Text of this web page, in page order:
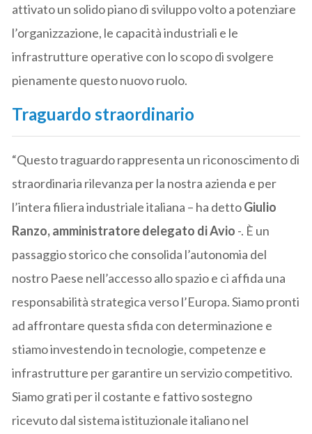
attivato un solido piano di sviluppo volto a potenziare
l’organizzazione, le capacità industriali e le
infrastrutture operative con lo scopo di svolgere
pienamente questo nuovo ruolo.
Traguardo straordinario
“Questo traguardo rappresenta un riconoscimento di
straordinaria rilevanza per la nostra azienda e per
l’intera filiera industriale italiana – ha dettoGiulio
Ranzo, amministratore delegato di Avio -. È un
passaggio storico che consolida l’autonomia del
nostro Paese nell’accesso allo spazio e ci affida una
responsabilità strategica verso l’Europa. Siamo pronti
ad affrontare questa sfida con determinazione e
stiamo investendo in tecnologie, competenze e
infrastrutture per garantire un servizio competitivo.
Siamo grati per il costante e fattivo sostegno
ricevuto dal sistema istituzionale italiano nel